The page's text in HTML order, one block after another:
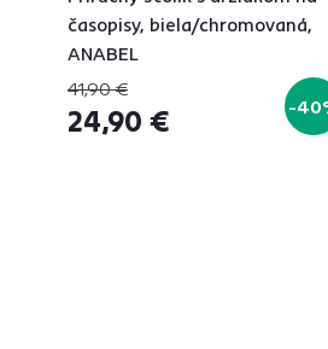
časopisy, biela/chromovaná,
ANABEL
41,90 €
24,90 € -